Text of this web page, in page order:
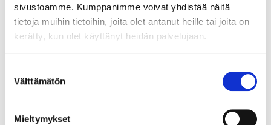
sivustoamme. Kumppanimme voivat yhdistää näitä
tietoja muihin tietoihin, joita olet antanut heille tai joita on
kerätty, kun olet käyttänyt heidän palvelujaan.
valinta
Välttämätön
Mieltymykset